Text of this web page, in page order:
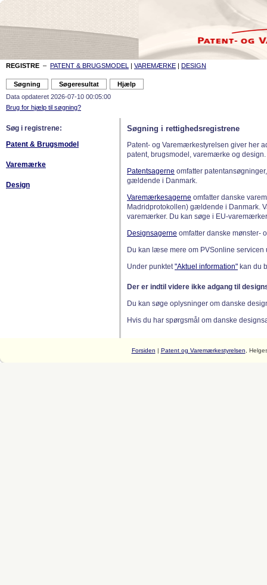
REGISTRE – PATENT & BRUGSMODEL | VAREMÆRKE | DESIGN
Data opdateret 2026-07-10 00:05:00
Brug for hjælp til søgning?
Søg i registrene:
Patent & Brugsmodel
Varemærke
Design
Søgning i rettighedsregistrene
Patent- og Varemærkestyrelsen giver her
patent, brugsmodel, varemærke og design.
Patentsagerne omfatter
gældende i Danmark.
Varemærkesagerne omfatter danske
Madridprotokollen) gældende i Danmark.
varemærker. Du kan søge i EU-
Designsagerne omfatter danske mønster-
Du kan læse mere om PVSonline
Under punktet"Aktuel information" kan du
Der er indtil videre ikke adgang til
Du kan søge oplysninger om danske
Hvis du har spørgsmål om danske
Forsiden | Patent og Varemærkestyrelsen ,